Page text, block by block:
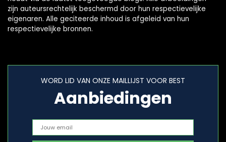
zijn auteursrechtelijk beschermd door hun respectievelijke
eigenaren. Alle geciteerde inhoud is afgeleid van hun
respectievelijke bronnen.
WORD LID VAN ONZE MAILLIJST VOOR BEST
Aanbiedingen